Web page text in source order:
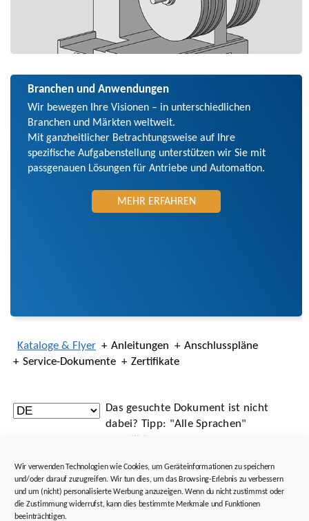
Wir verwenden Technologien wie Cookies, um Geräteinformationen zu speichern
und/oder darauf zuzugreifen. Wir tun dies, um das Browsing-Erlebnis zu verbessern
und um (nicht) personalisierte Werbung anzuzeigen. Wenn du nicht zustimmst oder
die Zustimmung widerrufst, kann dies bestimmte Merkmale und Funktionen
beeinträchtigen.
Branchen und Anwendungen
Wir bewegen Ihre Visionen – in unterschiedlichen
Branchen und Märkten weltweit.
Mit ganz­heitlicher Betrachtungs­weise auf Ihre
spezifische Aufgaben­stellung unter­stützen wir Sie mit
passgenauen Lösungen für Antriebe und Automation.
MEHR ERFAHREN
Kataloge & Flyer Anleitungen
Anschlusspläne
Service-Dokumente
Zertifikate
Das gesuchte Dokument ist nicht
dabei? Tipp: "Alle Sprachen"
auswählen.
Titel ID Größe / Typ
Katalog Synchron-